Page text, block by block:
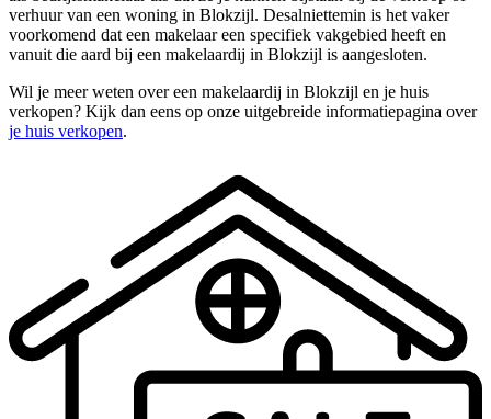
verhuur van een woning in Blokzijl. Desalniettemin is het vaker
voorkomend dat een makelaar een specifiek vakgebied heeft en
vanuit die aard bij een makelaardij in Blokzijl is aangesloten.
Wil je meer weten over een makelaardij in Blokzijl en je huis
verkopen? Kijk dan eens op onze uitgebreide informatiepagina over
je huis verkopen.